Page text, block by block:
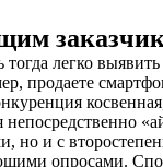
легко
продаете
непосредственно
но и с
опросами.